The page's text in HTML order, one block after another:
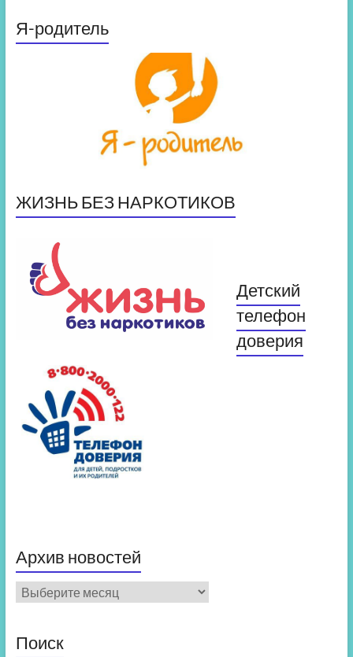
Я-родитель
ЖИЗНЬ БЕЗ НАРКОТИКОВ
Детский
телефон
доверия
Архив новостей
Архив
новостей
Поиск